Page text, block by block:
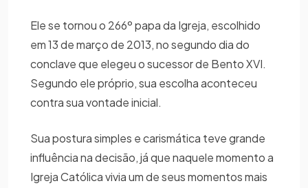
Ele se tornou o 266º papa da Igreja, escolhido
em 13 de março de 2013, no segundo dia do
conclave que elegeu o sucessor de Bento XVI.
Segundo ele próprio, sua escolha aconteceu
contra sua vontade inicial.
Sua postura simples e carismática teve grande
influência na decisão, já que naquele momento a
Igreja Católica vivia um de seus momentos mais